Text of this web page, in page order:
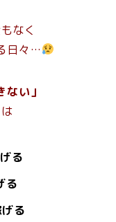
なく
日々…
ない」
る
る
る